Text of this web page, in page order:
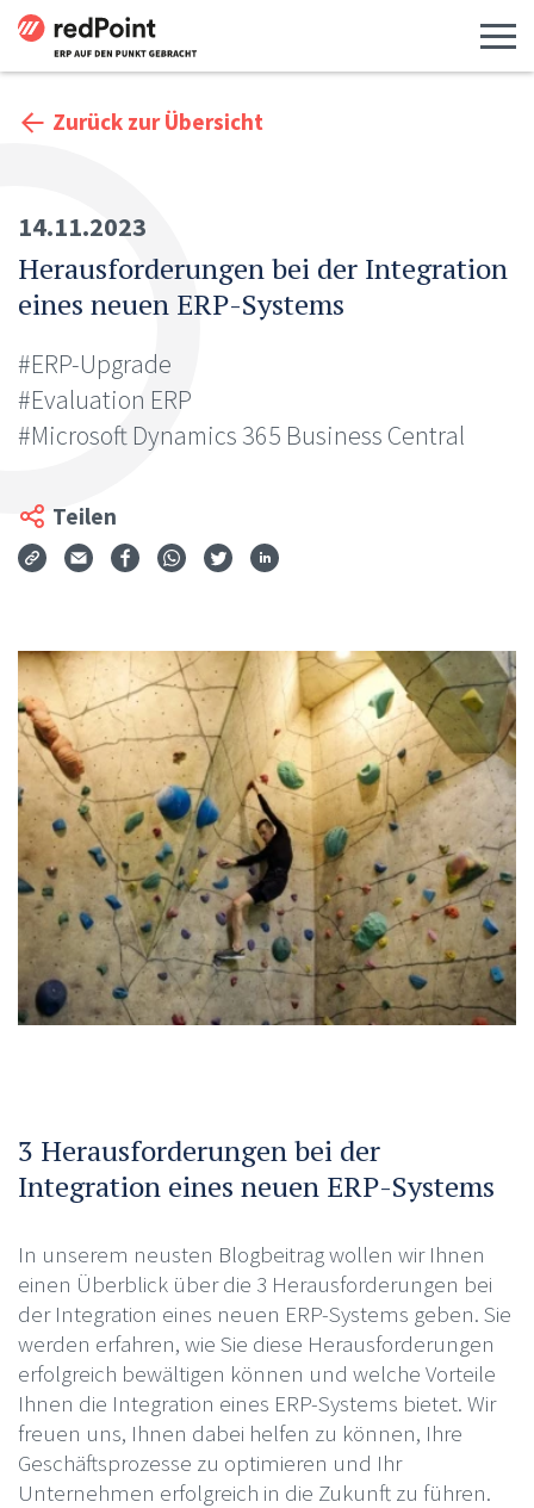
Zurück zur Übersicht
14.11.2023
Herausforderungen bei der Integration
eines neuen ERP-Systems
#ERP-Upgrade
#Evaluation ERP
#Microsoft Dynamics 365 Business Central
Teilen
Via Mail teilen
Auf Facebook teilen
Auf WhatsApp teilen
Auf Twitter teilen
Auf LinkedIn teilen
3 Herausforderungen bei der
Integration eines neuen ERP-Systems
In unserem neusten Blogbeitrag wollen wir Ihnen
einen Überblick über die 3 Herausforderungen bei
der Integration eines neuen ERP-Systems geben. Sie
werden erfahren, wie Sie diese Herausforderungen
erfolgreich bewältigen können und welche Vorteile
Ihnen die Integration eines ERP-Systems bietet. Wir
freuen uns, Ihnen dabei helfen zu können, Ihre
Geschäftsprozesse zu optimieren und Ihr
Unternehmen erfolgreich in die Zukunft zu führen.